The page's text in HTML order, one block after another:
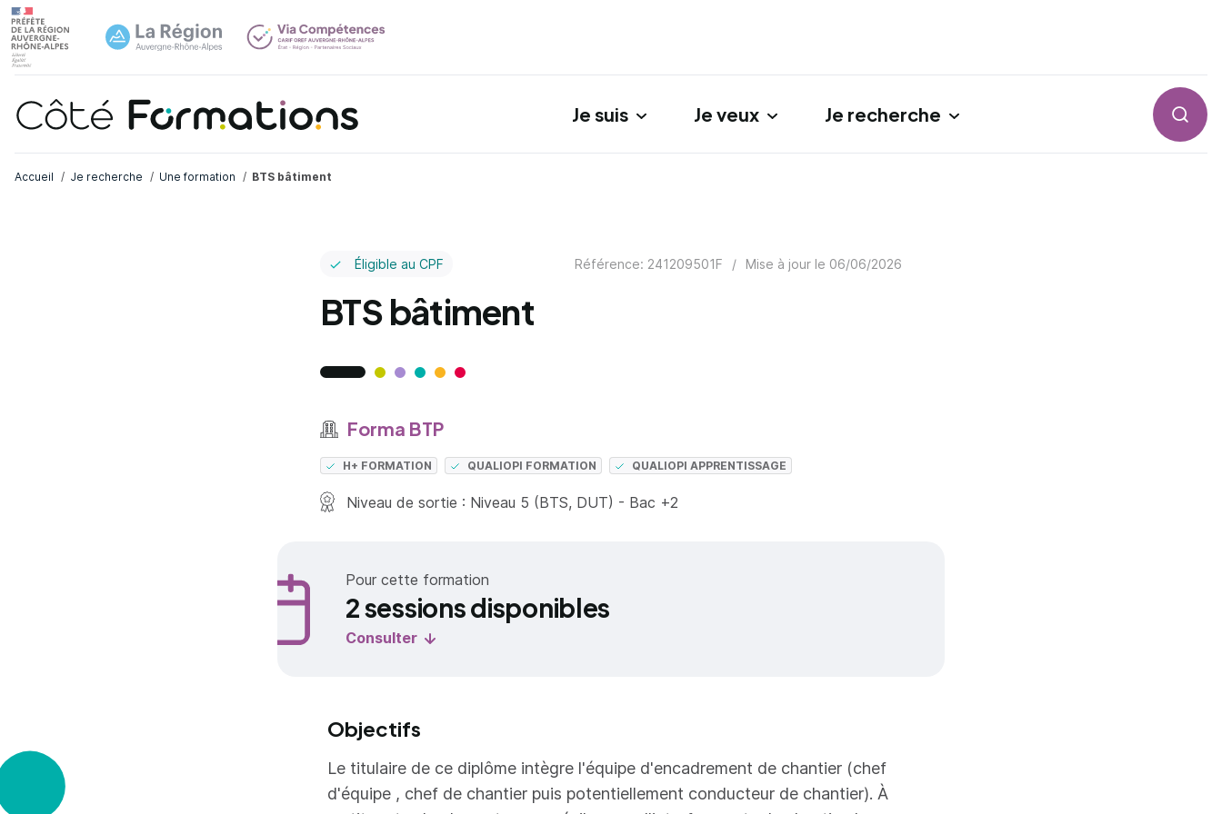
Je suis Je veux Je recherche
Accueil Je recherche Une formation BTS bâtiment
Éligible au CPF Référence: 241209501F / Mise à jour le 06/06/2026
BTS bâtiment
Forma BTP
H+ FORMATION QUALIOPI FORMATION QUALIOPI APPRENTISSAGE
Niveau de sortie : Niveau 5 (BTS, DUT) - Bac +2
Pour cette formation
2 sessions disponibles
Consulter
Objectifs
Le titulaire de ce diplôme intègre l'équipe d'encadrement de chantier (chef
d'équipe , chef de chantier puis potentiellement conducteur de chantier). À